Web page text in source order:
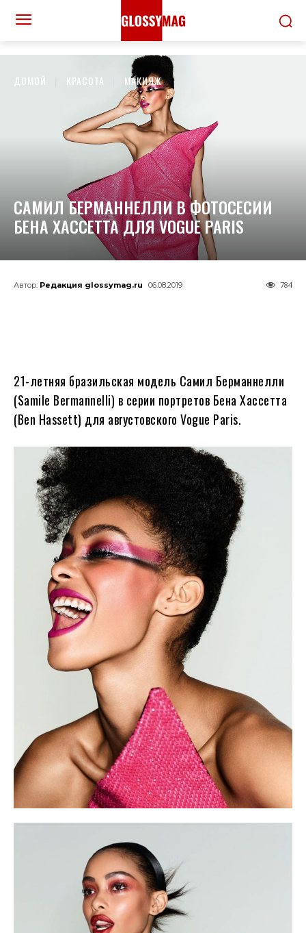
ДОМОЙ КРАСОТА МАКИЯЖ
САМИЛ БЕРМАННЕЛЛИ В ФОТОСЕСИИ
БЕНА ХАССЕТТА ДЛЯ VOGUE PARIS
Автор: Редакция glossymag.ru 06.08.2019 784
21-летняя бразильская модель Самил Берманнелли
(Samile Bermannelli) в серии портретов Бена Хассетта
(Ben Hassett) для августовского Vogue Paris.